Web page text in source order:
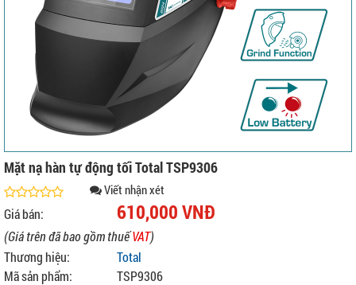
Mặt nạ hàn tự động tối Total TSP9306
Viết nhận xét
Giá bán: 610,000 VNĐ
(Giá trên đã bao gồm thuếVAT)
Thương hiệu:
Total
Mã sản phẩm:
TSP9306